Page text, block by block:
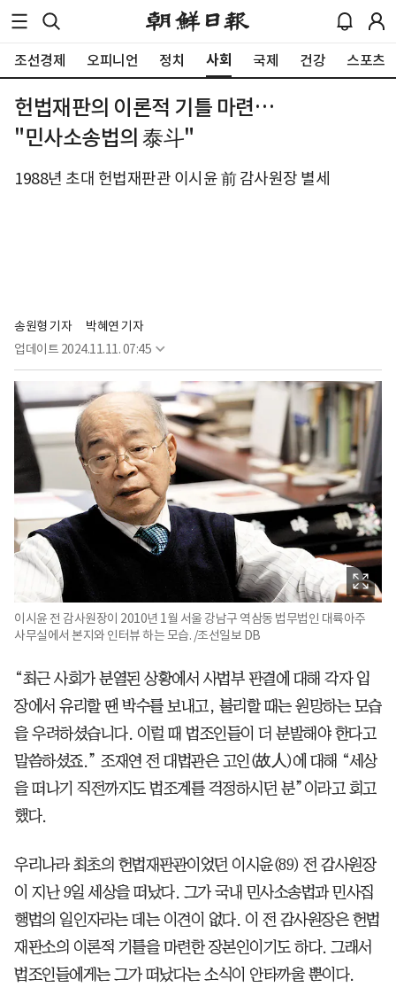
조선경제 오피니언 정치 사회 국제 건강 스포츠
헌법재판의 이론적 기틀 마련…
"민사소송법의 泰斗"
1988년 초대 헌법재판관 이시윤 前 감사원장 별세
송원형 기자
박혜연 기자
업데이트 2024.11.11. 07:45
이시윤 전 감사원장이 2010년 1월 서울 강남구 역삼동 법무법인 대륙아주
사무실에서 본지와 인터뷰 하는 모습. /조선일보 DB
“최근 사회가 분열된 상황에서 사법부 판결에 대해 각자 입
장에서 유리할 땐 박수를 보내고, 불리할 때는 원망하는 모습
을 우려하셨습니다. 이럴 때 법조인들이 더 분발해야 한다고
말씀하셨죠.” 조재연 전 대법관은 고인(故人)에 대해 “세상
을 떠나기 직전까지도 법조계를 걱정하시던 분”이라고 회고
했다.
우리나라 최초의 헌법재판관이었던 이시윤(89) 전 감사원장
이 지난 9일 세상을 떠났다. 그가 국내 민사소송법과 민사집
행법의 일인자라는 데는 이견이 없다. 이 전 감사원장은 헌법
재판소의 이론적 기틀을 마련한 장본인이기도 하다. 그래서
법조인들에게는 그가 떠났다는 소식이 안타까울 뿐이다.